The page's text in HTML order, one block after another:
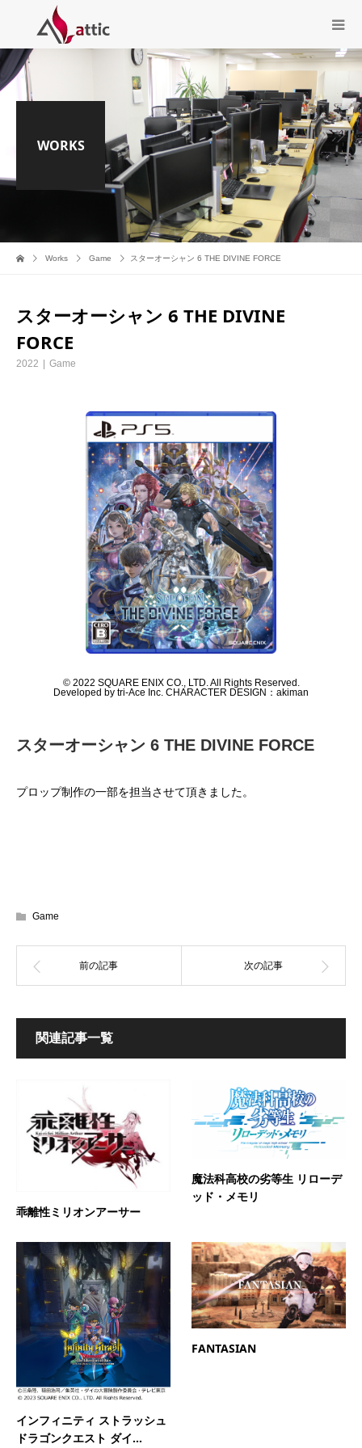
WORKS
Works Game スターオーシャン 6 THE DIVINE FORCE
スターオーシャン 6 THE DIVINE
FORCE
2022 Game
© 2022 SQUARE ENIX CO., LTD. All Rights Reserved.
Developed by tri-Ace Inc. CHARACTER DESIGN：akiman
スターオーシャン 6 THE DIVINE FORCE
プロップ制作の一部を担当させて頂きました。
Game
関連記事一覧
乖離性ミリオンアーサー
魔法科高校の劣等生 リローデ
ッド・メモリ
インフィニティ ストラッシュ
ドラゴンクエスト ダイ...
FANTASIAN